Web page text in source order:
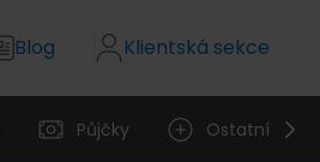
Blog Klientská sekce
Půjčky Ostatní